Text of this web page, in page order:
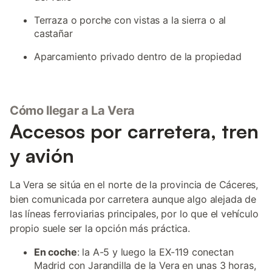
Terraza o porche con vistas a la sierra o al
castañar
Aparcamiento privado dentro de la propiedad
Cómo llegar a La Vera
Accesos por carretera, tren
y avión
La Vera se sitúa en el norte de la provincia de Cáceres,
bien comunicada por carretera aunque algo alejada de
las líneas ferroviarias principales, por lo que el vehículo
propio suele ser la opción más práctica.
En coche: la A-5 y luego la EX-119 conectan
Madrid con Jarandilla de la Vera en unas 3 horas,